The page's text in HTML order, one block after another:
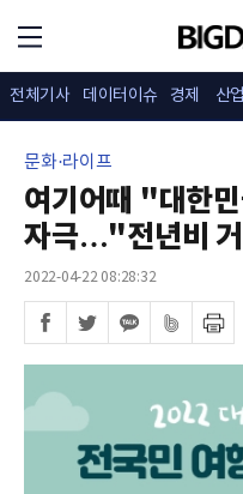
전체기사 데이터이슈 경제 산업
문화·라이프
여기어때 "대한
자극…"전년비
2022-04-22 08:28:32